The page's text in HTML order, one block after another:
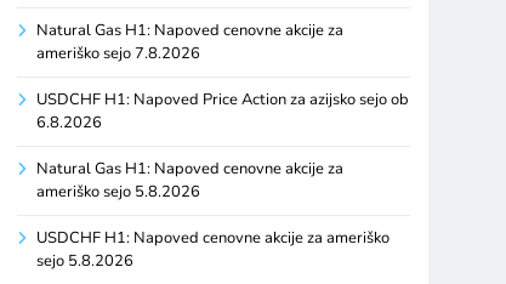
Natural Gas H1: Napoved cenovne akcije za
ameriško sejo 7.8.2026
USDCHF H1: Napoved Price Action za azijsko sejo ob
6.8.2026
Natural Gas H1: Napoved cenovne akcije za
ameriško sejo 5.8.2026
USDCHF H1: Napoved cenovne akcije za ameriško
sejo 5.8.2026